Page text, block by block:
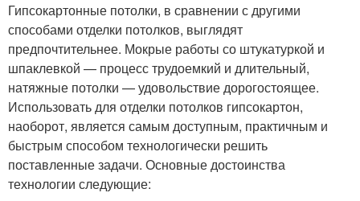
Гипсокартонные потолки, в сравнении с другими
способами отделки потолков, выглядят
предпочтительнее. Мокрые работы со штукатуркой и
шпаклевкой — процесс трудоемкий и длительный,
натяжные потолки — удовольствие дорогостоящее.
Использовать для отделки потолков гипсокартон,
наоборот, является самым доступным, практичным и
быстрым способом технологически решить
поставленные задачи. Основные достоинства
технологии следующие: